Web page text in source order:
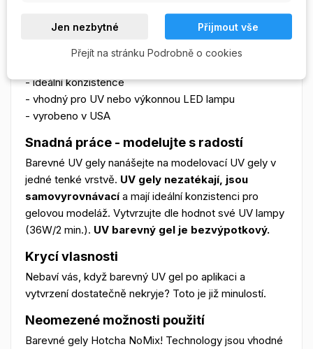
- bezvýpotkový samovyrovnávací UV gel
- před použitím není nutné promíchávat
- krycí vysoká pigmentace
- ideální konzistence
- vhodný pro UV nebo výkonnou LED lampu
- vyrobeno v USA
Snadná práce - modelujte s radostí
Barevné UV gely nanášejte na modelovací UV gely v
jedné tenké vrstvě. UV gely nezatékají, jsou
samovyrovnávací a mají ideální konzistenci pro
gelovou modeláž. Vytvrzujte dle hodnot své UV lampy
(36W/2 min.). UV barevný gel je bezvýpotkový.
Krycí vlasnosti
Nebaví vás, když barevný UV gel po aplikaci a
vytvrzení dostatečně nekryje? Toto je již minulostí.
Neomezené možnosti použití
Barevné gely Hotcha NoMix! Technology jsou vhodné
Jen nezbytné Přijmout vše
Přejít na stránku Podrobně o cookies